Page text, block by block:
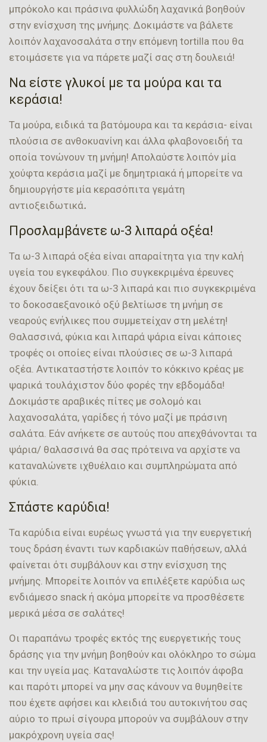
μπρόκολο και πράσινα φυλλώδη λαχανικά βοηθούν
στην ενίσχυση της μνήμης. Δοκιμάστε να βάλετε
λοιπόν λαχανοσαλάτα στην επόμενη tortilla που θα
ετοιμάσετε για να πάρετε μαζί σας στη δουλειά!
Να είστε γλυκοί με τα μούρα και τα
κεράσια!
Τα μούρα, ειδικά τα βατόμουρα και τα κεράσια- είναι
πλούσια σε ανθοκυανίνη και άλλα φλαβονοειδή τα
οποία τονώνουν τη μνήμη! Απολαύστε λοιπόν μία
χούφτα κεράσια μαζί με δημητριακά ή μπορείτε να
δημιουργήστε μία κερασόπιτα γεμάτη
αντιοξειδωτικά.
Προσλαμβάνετε ω-3 λιπαρά οξέα!
Τα ω-3 λιπαρά οξέα είναι απαραίτητα για την καλή
υγεία του εγκεφάλου. Πιο συγκεκριμένα έρευνες
έχουν δείξει ότι τα ω-3 λιπαρά και πιο συγκεκριμένα
το δοκοσαεξανοικό οξύ βελτίωσε τη μνήμη σε
νεαρούς ενήλικες που συμμετείχαν στη μελέτη!
Θαλασσινά, φύκια και λιπαρά ψάρια είναι κάποιες
τροφές οι οποίες είναι πλούσιες σε ω-3 λιπαρά
οξέα. Αντικαταστήστε λοιπόν το κόκκινο κρέας με
ψαρικά τουλάχιστον δύο φορές την εβδομάδα!
Δοκιμάστε αραβικές πίτες με σολομό και
λαχανοσαλάτα, γαρίδες ή τόνο μαζί με πράσινη
σαλάτα. Εάν ανήκετε σε αυτούς που απεχθάνονται τα
ψάρια/ θαλασσινά θα σας πρότεινα να αρχίστε να
καταναλώνετε ιχθυέλαιο και συμπληρώματα από
φύκια.
Σπάστε καρύδια!
Τα καρύδια είναι ευρέως γνωστά για την ευεργετική
τους δράση έναντι των καρδιακών παθήσεων, αλλά
φαίνεται ότι συμβάλουν και στην ενίσχυση της
μνήμης. Μπορείτε λοιπόν να επιλέξετε καρύδια ως
ενδιάμεσο snack ή ακόμα μπορείτε να προσθέσετε
μερικά μέσα σε σαλάτες!
Οι παραπάνω τροφές εκτός της ευεργετικής τους
δράσης για την μνήμη βοηθούν και ολόκληρο το σώμα
και την υγεία μας. Καταναλώστε τις λοιπόν άφοβα
και παρότι μπορεί να μην σας κάνουν να θυμηθείτε
που έχετε αφήσει και κλειδιά του αυτοκινήτου σας
αύριο το πρωί σίγουρα μπορούν να συμβάλουν στην
μακρόχρονη υγεία σας!